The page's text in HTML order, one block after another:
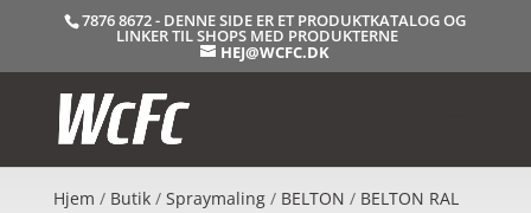
7876 8672 - DENNE SIDE ER ET PRODUKTKATALOG OG
LINKER TIL SHOPS MED PRODUKTERNE
HEJ@WCFC.DK
Hjem / Butik/ Spraymaling/ BELTON / BELTON RAL